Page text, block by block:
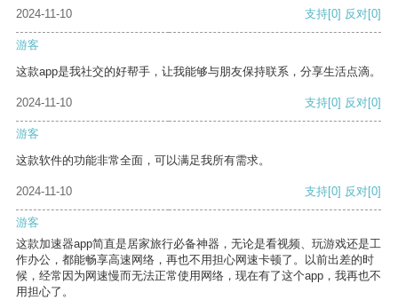
2024-11-10
支持[0] 反对[0]
游客
这款app是我社交的好帮手，让我能够与朋友保持联系，分享生活点滴。
2024-11-10 支持[0] 反对[0]
游客
这款软件的功能非常全面，可以满足我所有需求。
2024-11-10 支持[0] 反对[0]
游客
这款加速器app简直是居家旅行必备神器，无论是看视频、玩游戏还是工
作办公，都能畅享高速网络，再也不用担心网速卡顿了。以前出差的时
候，经常因为网速慢而无法正常使用网络，现在有了这个app，我再也不
用担心了。